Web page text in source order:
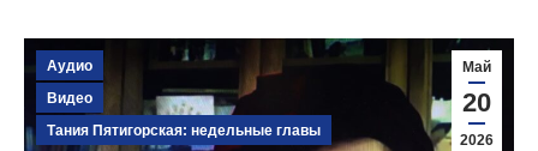
Май
20
2026
Аудио
Видео
Тания Пятигорская: недельные главы